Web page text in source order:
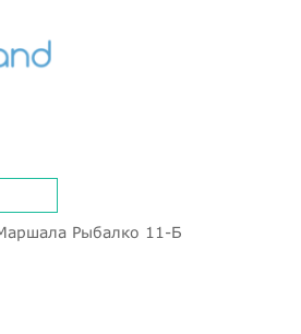
Рыбалко 11-Б